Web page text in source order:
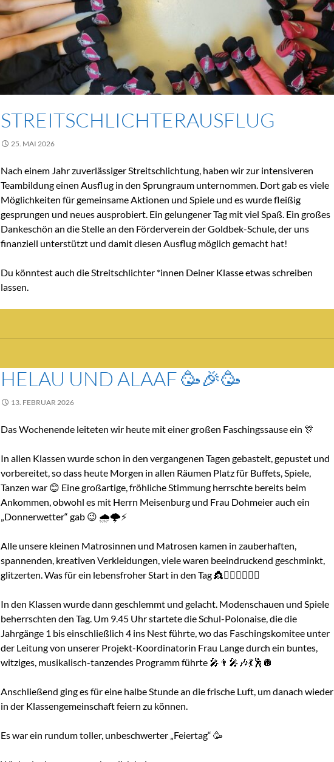
STREITSCHLICHTERAUSFLUG
25. MAI 2026
Nach einem Jahr zuverlässiger Streitschlichtung, haben wir zur intensiveren
Teambildung einen Ausflug in den Sprungraum unternommen. Dort gab es viele
Möglichkeiten für gemeinsame Aktionen und Spiele und es wurde fleißig
gesprungen und neues ausprobiert. Ein gelungener Tag mit viel Spaß. Ein großes
Dankeschön an die Stelle an den Förderverein der Goldbek-Schule, der uns
finanziell unterstützt und damit diesen Ausflug möglich gemacht hat!
Du könntest auch die Streitschlichter *innen Deiner Klasse etwas schreiben
lassen.
HELAU UND ALAAF 🥳🎉🥳
13. FEBRUAR 2026
Das Wochenende leiteten wir heute mit einer großen Faschingssause ein 🎊
In allen Klassen wurde schon in den vergangenen Tagen gebastelt, gepustet und
vorbereitet, so dass heute Morgen in allen Räumen Platz für Buffets, Spiele,
Tanzen war 😊 Eine großartige, fröhliche Stimmung herrschte bereits beim
Ankommen, obwohl es mit Herrn Meisenburg und Frau Dohmeier auch ein
„Donnerwetter“ gab 😉 🌧️🌩️⚡
Alle unsere kleinen Matrosinnen und Matrosen kamen in zauberhaften,
spannenden, kreativen Verkleidungen, viele waren beeindruckend geschminkt,
glitzerten. Was für ein lebensfroher Start in den Tag 👸🦸‍♂️👮‍♂️🧝‍♂️
In den Klassen wurde dann geschlemmt und gelacht. Modenschauen und Spiele
beherrschten den Tag. Um 9.45 Uhr startete die Schul-Polonaise, die die
Jahrgänge 1 bis einschließlich 4 ins Nest führte, wo das Faschingskomitee unter
der Leitung von unserer Projekt-Koordinatorin Frau Lange durch ein buntes,
witziges, musikalisch-tanzendes Programm führte 🎤👨‍🎤🎶💃🕺🪩
Anschließend ging es für eine halbe Stunde an die frische Luft, um danach wieder
in der Klassengemeinschaft feiern zu können.
Es war ein rundum toller, unbeschwerter „Feiertag“ 🥳